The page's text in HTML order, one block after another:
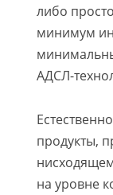
либо
минимум
АДСЛ-
продукты,
на уровне